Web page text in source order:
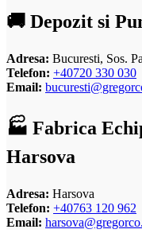
🚚 Depozit si
Adresa: Bucuresti, Sos.
Telefon: +40720 330 030
Email:
🏭 Fabrica
Harsova
Adresa: Harsova
Telefon: +40763 120 962
Email: